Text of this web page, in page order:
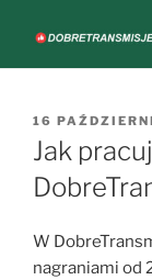
W
16
Jak
W
nagraniami od